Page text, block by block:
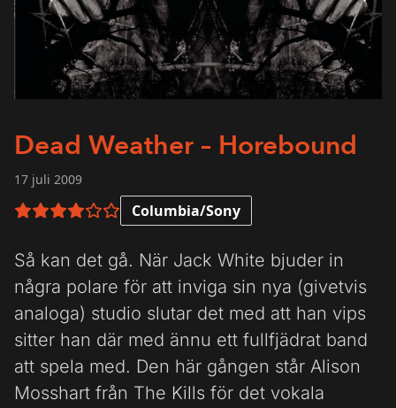
Dead Weather – Horebound
17 juli 2009
4 av 6 i betyg Columbia/Sony
Så kan det gå. När Jack White bjuder in
några polare för att inviga sin nya (givetvis
analoga) studio slutar det med att han vips
sitter han där med ännu ett fullfjädrat band
att spela med. Den här gången står Alison
Mosshart från The Kills för det vokala